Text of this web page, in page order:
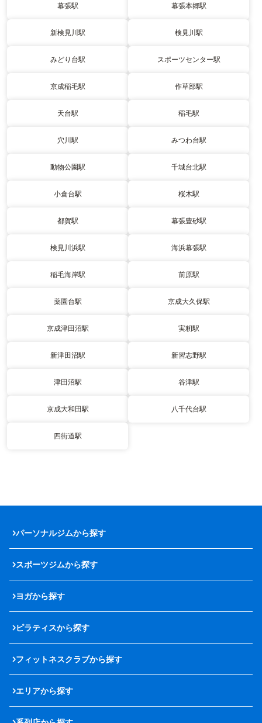
幕張駅 幕張本郷駅
新検見川駅 検見川駅
みどり台駅 スポーツセンター駅
京成稲毛駅 作草部駅
天台駅 稲毛駅
穴川駅 みつわ台駅
動物公園駅 千城台北駅
小倉台駅 桜木駅
都賀駅 幕張豊砂駅
検見川浜駅 海浜幕張駅
稲毛海岸駅 前原駅
薬園台駅 京成大久保駅
京成津田沼駅 実籾駅
新津田沼駅 新習志野駅
津田沼駅 谷津駅
京成大和田駅 八千代台駅
四街道駅
パーソナルジムから探す
スポーツジムから探す
ヨガから探す
ピラティスから探す
フィットネスクラブから探す
エリアから探す